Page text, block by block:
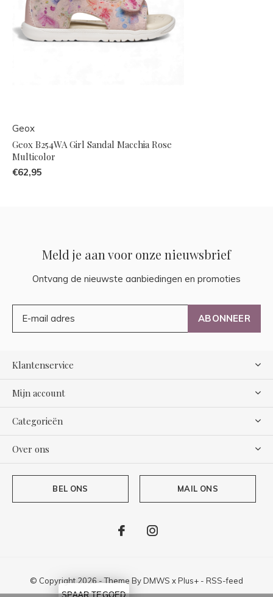
Geox
Geox B254WA Girl Sandal Macchia Rose
Multicolor
€62,95
Meld je aan voor onze nieuwsbrief
Ontvang de nieuwste aanbiedingen en promoties
ABONNEER
Klantenservice
Mijn account
Categorieën
Over ons
BEL ONS MAIL ONS
© Copyright 2026 - Theme ByDMWS xPlus+ - RSS-feed
SPAAR TEGOED